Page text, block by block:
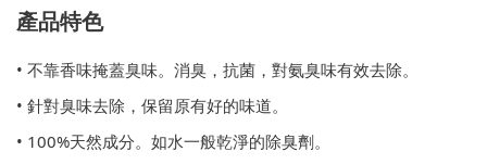
產品特色
• 不靠香味掩蓋臭味。消臭，抗菌，對氨臭味有效去除。
• 針對臭味去除，保留原有好的味道。
• 100%天然成分。如水一般乾淨的除臭劑。